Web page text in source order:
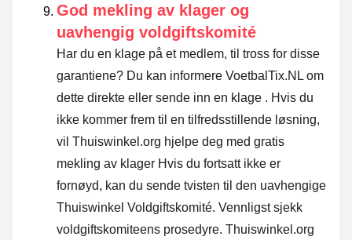
God mekling av klager og
uavhengig voldgiftskomité
Har du en klage på et medlem, til tross for disse
garantiene? Du kan informere VoetbalTix.NL om
dette direkte eller sende inn en klage . Hvis du
ikke kommer frem til en tilfredsstillende løsning,
vil Thuiswinkel.org hjelpe deg med gratis
mekling av klager Hvis du fortsatt ikke er
fornøyd, kan du sende tvisten til den uavhengige
Thuiswinkel Voldgiftskomité. Vennligst sjekk
voldgiftskomiteens prosedyre. Thuiswinkel.org